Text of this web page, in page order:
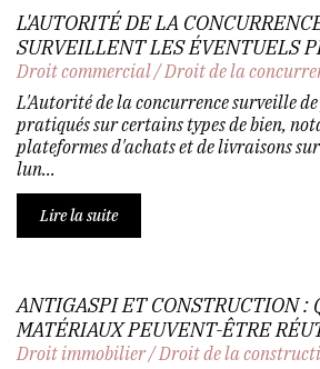
L'AUTORITÉ DE LA
SURVEILLENT LES ÉVENTUELS
Droit commercial/Droit de la
L'Autorité de la concurrence surveille
pratiqués sur certains types de bien,
plateformes d'achats et de livraisons
lun...
Lire la suite
ANTIGASPI ET CONSTRUCTION :
MATÉRIAUX PEUVENT-ÊTRE
Droit immobilier/Droit de la